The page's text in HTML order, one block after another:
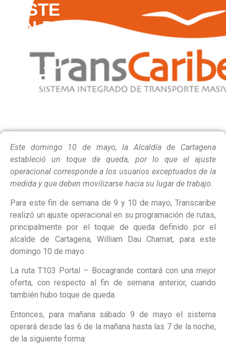
ESTE
FIN DE
9 Y 10
DE
MAYO
Este domingo 10 de mayo, la Alcaldía de Cartagena
estableció un toque de queda, por lo que el ajuste
operacional corresponde a los usuarios exceptuados de la
medida y que deben movilizarse hacia su lugar de trabajo.
Para este fin de semana de 9 y 10 de mayo, Transcaribe
realizó un ajuste operacional en su programación de rutas,
principalmente por el toque de queda definido por el
alcalde de Cartagena, William Dau Chamat, para este
domingo 10 de mayo.
La ruta T103 Portal – Bocagrande contará con una mejor
oferta, con respecto al fin de semana anterior, cuando
también hubo toque de queda.
Entonces, para mañana sábado 9 de mayo el sistema
operará desde las 6 de la mañana hasta las 7 de la noche,
de la siguiente forma: